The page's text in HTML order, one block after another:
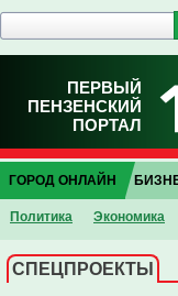
ПЕРВЫЙ
ПЕНЗЕНСКИЙ
ПОРТАЛ
ГОРОД ОНЛАЙН
Политика Экономика
СПЕЦПРОЕКТЫ